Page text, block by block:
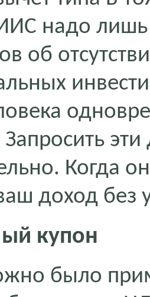
надо лишь
об
Когда
доход без
купон
было